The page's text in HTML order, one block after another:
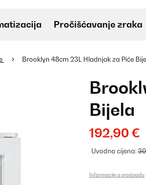
Pročišćavanje zraka
Brooklyn 48cm 23L Hladnjak za Piće
Bijela
192,90 €
Uvodna cijena:
Informacije o proizvodu